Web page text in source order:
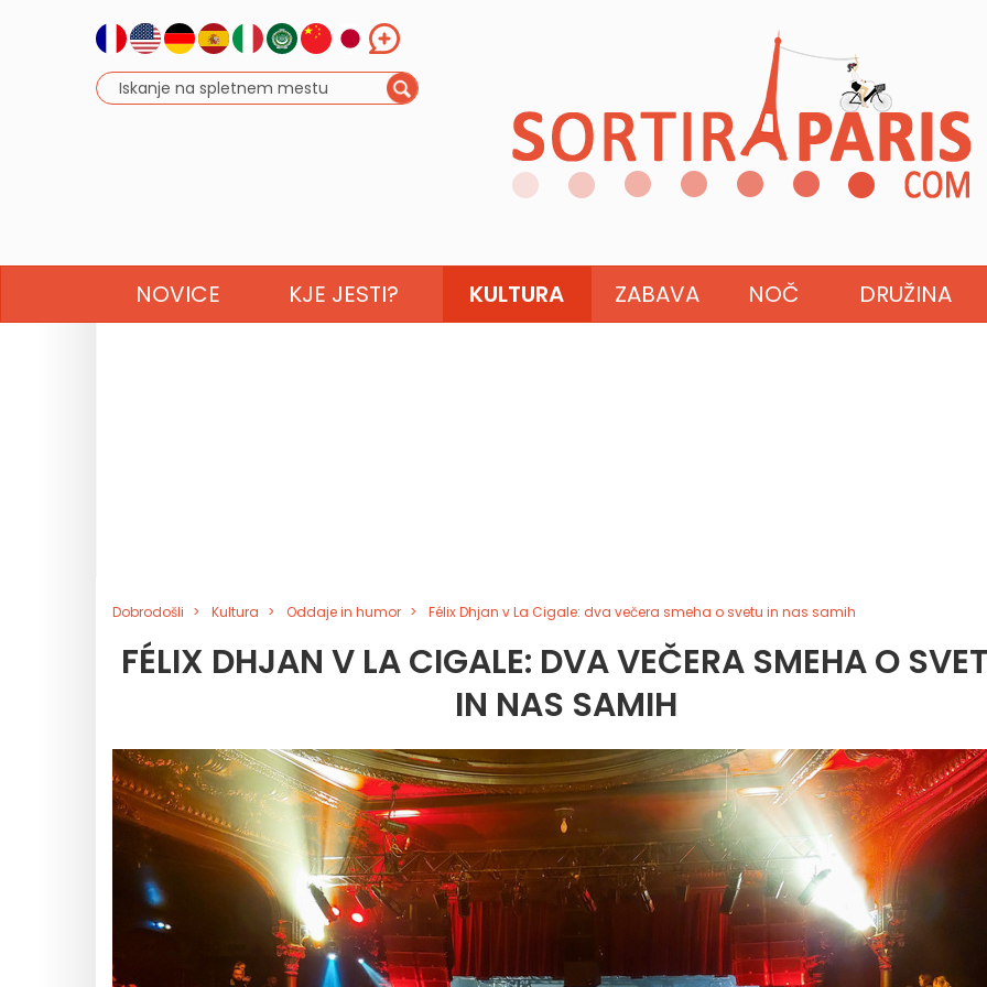
NOVICE KJE JESTI? KULTURA ZABAVA NOČ DRUŽINA
Dobrodošli Kultura Oddaje in humor Félix Dhjan v La Cigale: dva večera smeha o svetu in nas samih
FÉLIX DHJAN V LA CIGALE: DVA VEČERA SMEHA O
IN NAS SAMIH